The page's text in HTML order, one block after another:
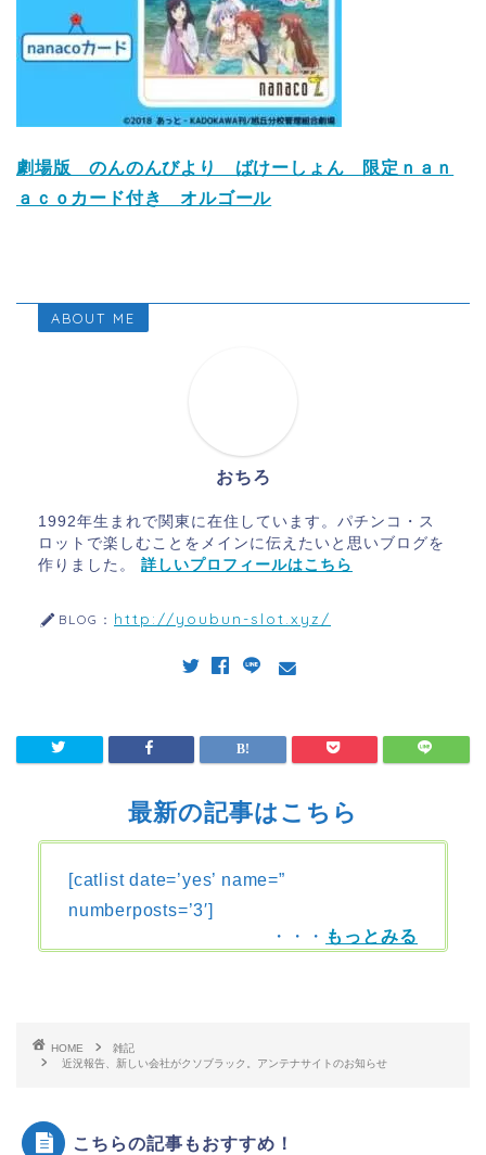
劇場版 のんのんびより ばけーしょん 限定ｎａｎ
ａｃｏカード付き オルゴール
ABOUT ME
おちろ
1992年生まれで関東に在住しています。パチンコ・ス
ロットで楽しむことをメインに伝えたいと思いブログを
作りました。 詳しいプロフィールはこちら
BLOG： http://youbun-slot.xyz/
最新の記事はこちら
[catlist date=’yes’ name=”
numberposts=’3′]
・・・ もっとみる
HOME
雑記
近況報告、新しい会社がクソブラック。アンテナサイトのお知らせ
こちらの記事もおすすめ！